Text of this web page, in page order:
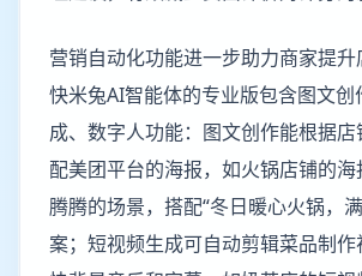
营销自动化功能进一步助力商家提升
快米兔AI智能体的专业版包含图文创
成、数字人功能：图文创作能根据
配美团平台的海报，如火锅店铺的
腾腾的场景，搭配“冬日暖心火锅，
案；短视频生成可自动剪辑菜品制